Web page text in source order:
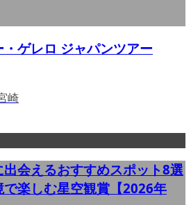
ゲレロ ジャパンツアー
崎
会えるおすすめスポット8選
で楽しむ星空観賞【2026年